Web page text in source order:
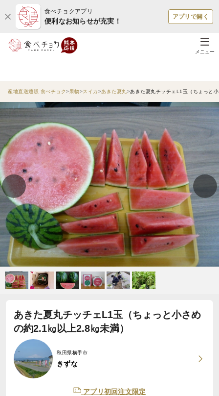
食べチョクアプリ
便利なお知らせが充実！
アプリで開く
メニュー
産地直送通販 食べチョク 果物 スイカ あきた夏丸 あきた夏丸チッチェL1玉（ちょっと
あきた夏丸チッチェL1玉（ちょっと小さめ
の約2.1㎏以上2.8㎏未満）
秋田県横手市
きずな
アプリ初回注文限定